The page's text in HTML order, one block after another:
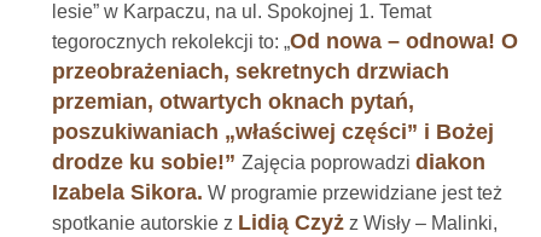
lesie” w Karpaczu, na ul. Spokojnej 1. Temat
tegorocznych rekolekcji to: „Od nowa – odnowa! O
przeobrażeniach, sekretnych drzwiach
przemian, otwartych oknach pytań,
poszukiwaniach „właściwej części” i Bożej
drodze ku sobie!” Zajęcia poprowadzi diakon
Izabela Sikora. W programie przewidziane jest też
spotkanie autorskie z Lidią Czyżz Wisły – Malinki,